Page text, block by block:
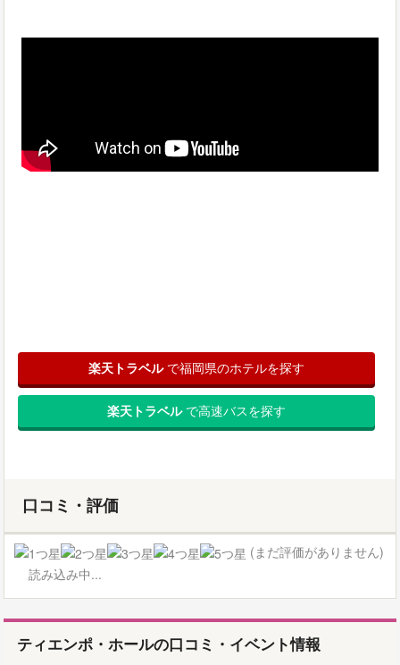
楽天トラベルで福岡県のホテルを探す
楽天トラベルで高速バスを探す
口コミ・評価
(まだ評価がありません)
読み込み中...
ティエンポ・ホールの口コミ・イベント情報